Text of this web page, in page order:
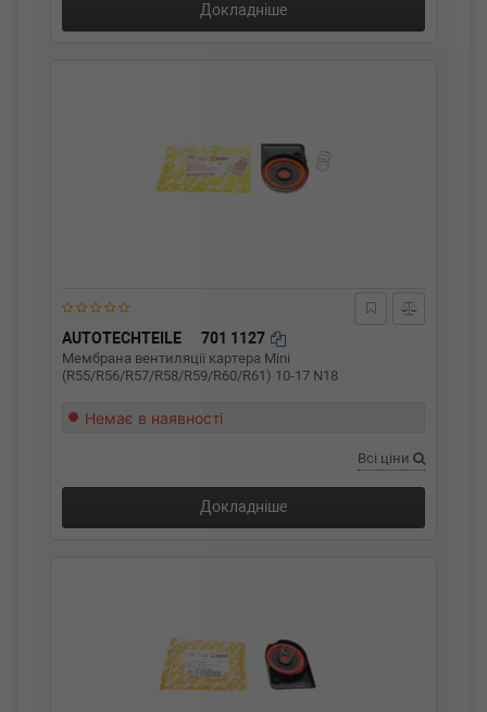
Докладніше
AUTOTECHTEILE 701 1127
Мембрана вентиляції картера Mini
(R55/R56/R57/R58/R59/R60/R61) 10-17 N18
Немає в наявності
Всі ціни
Докладніше